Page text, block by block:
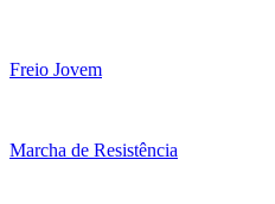
Freio Jovem
Marcha de Resistência